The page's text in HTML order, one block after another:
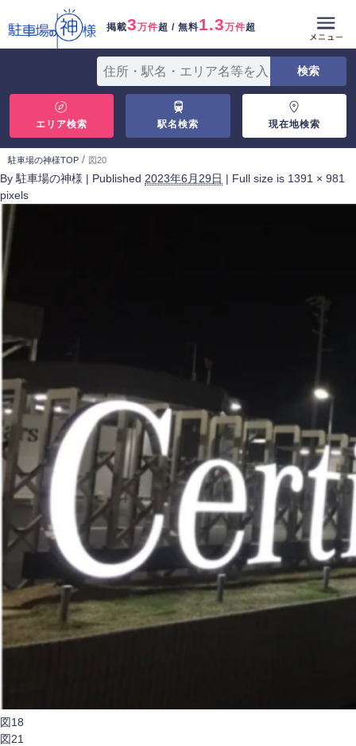
掲載3万件超 / 無料1.3万件超
エリア検索 駅名検索 現在地検索
駐車場の神様TOP / 図20
By 駐車場の神様 | Published 2023年6月29日 | Full size is 1391 × 981
pixels
図18
図21